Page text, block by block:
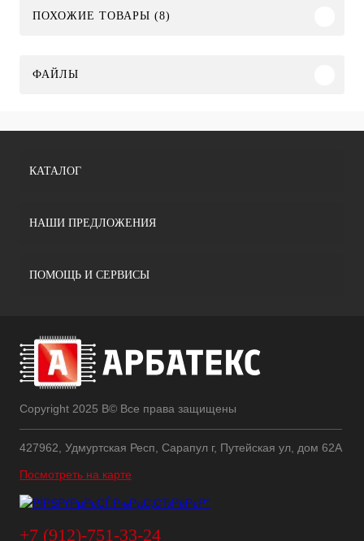
ПОХОЖИЕ ТОВАРЫ (8)
ФАЙЛЫ
КАТАЛОГ
НАШИ ПРЕДЛОЖЕНИЯ
ПОМОЩЬ И СЕРВИСЫ
Copyright 2025 В© Все права защищены
427962, Удмуртская Респ, Сарапул г, Путейская ул, дом 62А
Посмотреть на карте
+7 (912)-751-33-24